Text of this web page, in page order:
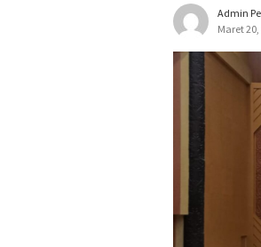
Admin
Maret 20,